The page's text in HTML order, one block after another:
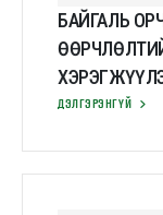
БАЙГАЛЬ
ДЭЛГЭРЭНГҮЙ